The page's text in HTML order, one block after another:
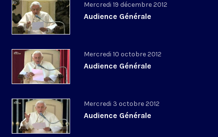
Mercredi 19 décembre 2012
Audience Générale
Mercredi 10 octobre 2012
Audience Générale
Mercredi 3 octobre 2012
Audience Générale